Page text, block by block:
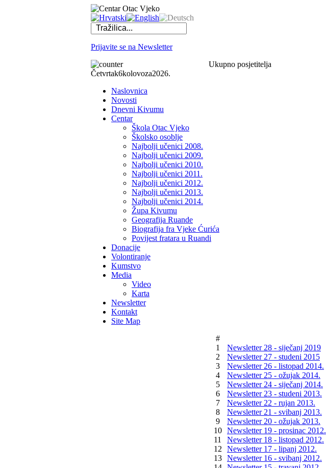
Prijavite se na Newsletter
Ukupno posjetitelja
Četvrtak6kolovoza2026.
Naslovnica
Novosti
Dnevni Kivumu
Centar
Škola Otac Vjeko
Školsko osoblje
Najbolji učenici 2008.
Najbolji učenici 2009.
Najbolji učenici 2010.
Najbolji učenici 2011.
Najbolji učenici 2012.
Najbolji učenici 2013.
Najbolji učenici 2014.
Župa Kivumu
Geografija Ruande
Biografija fra Vjeke Ćurića
Povijest fratara u Ruandi
Donacije
Volontiranje
Kumstvo
Media
Video
Karta
Newsletter
Kontakt
Site Map
#
1
Newsletter 28 - siječanj 2019
2
Newsletter 27 - studeni 2015
3
Newsletter 26 - listopad 2014.
4
Newsletter 25 - ožujak 2014.
5
Newsletter 24 - siječanj 2014.
6
Newsletter 23 - studeni 2013.
7
Newsletter 22 - rujan 2013.
8
Newsletter 21 - svibanj 2013.
9
Newsletter 20 - ožujak 2013.
10
Newsletter 19 - prosinac 2012.
11
Newsletter 18 - listopad 2012.
12
Newsletter 17 - lipanj 2012.
13
Newsletter 16 - svibanj 2012.